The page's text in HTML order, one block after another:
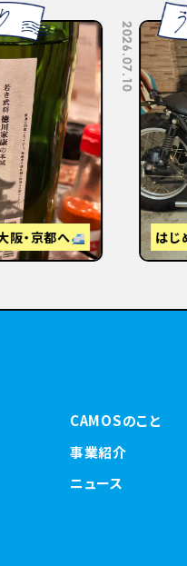
はじめまして
CAMOSのこと
事業紹介
ニュース